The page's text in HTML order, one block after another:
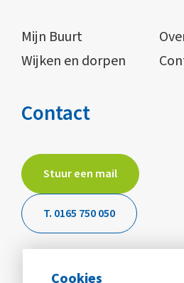
Cookies
Mijn Buurt
Wijken en dorpen
Contact
Stuur een mail
T. 0165 750 050